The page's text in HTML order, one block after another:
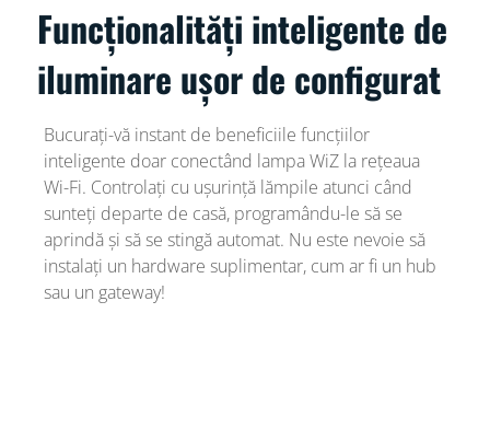
Funcționalități inteligente de
iluminare ușor de configurat
Bucurați-vă instant de beneficiile funcțiilor
inteligente doar conectând lampa WiZ la rețeaua
Wi-Fi. Controlați cu ușurință lămpile atunci când
sunteți departe de casă, programându-le să se
aprindă și să se stingă automat. Nu este nevoie să
instalați un hardware suplimentar, cum ar fi un hub
sau un gateway!